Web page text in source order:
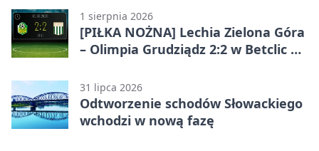
1 sierpnia 2026
[PIŁKA NOŻNA] Lechia Zielona Góra
– Olimpia Grudziądz 2:2 w Betclic 2.
końcówce
31 lipca 2026
Odtworzenie schodów Słowackiego
wchodzi w nową fazę